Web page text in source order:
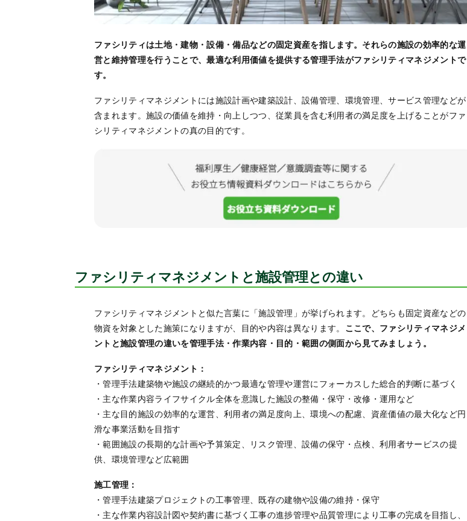
ファシリティは土地・建物・設備・備品などの固定資産を指します。それらの施設の効率的な運
営と維持管理を行うことで、最適な利用価値を提供する管理手法がファシリティマネジメントで
す。
ファシリティマネジメントには施設計画や建築設計、設備管理、環境管理、サービス管理などが
含まれます。施設の価値を維持・向上しつつ、従業員を含む利用者の満足度を上げることがファ
シリティマネジメントの真の目的です。
ファシリティマネジメントと施設管理との違い
ファシリティマネジメントと似た言葉に「施設管理」が挙げられます。どちらも固定資産などの
物資を対象とした施策になりますが、目的や内容は異なります。 ここで、ファシリティマネジメ
ントと施設管理の違いを管理手法・作業内容・目的・範囲の側面から見てみましょう。
ファシリティマネジメント：
・管理手法建築物や施設の継続的かつ最適な管理や運営にフォーカスした総合的判断に基づく
・主な作業内容ライフサイクル全体を意識した施設の整備・保守・改修・運用など
・主な目的施設の効率的な運営、利用者の満足度向上、環境への配慮、資産価値の最大化など円
滑な事業活動を目指す
・範囲施設の長期的な計画や予算策定、リスク管理、設備の保守・点検、利用者サービスの提
供、環境管理など広範囲
施工管理：
・管理手法建築プロジェクトの工事管理、既存の建物や設備の維持・保守
・主な作業内容設計図や契約書に基づく工事の進捗管理や品質管理により工事の完成を目指し、